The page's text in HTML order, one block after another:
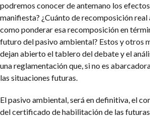
podremos conocer de antemano los
manifiesta? ¿Cuánto de recomposición
como ponderar esa recomposición en
futuro del pasivo ambiental? Estos y otros
dejan abierto el tablero del debate y el
una reglamentación que, si no es
las situaciones futuras.
El pasivo ambiental, será en definitiva, el
del certificado de habilitación de las